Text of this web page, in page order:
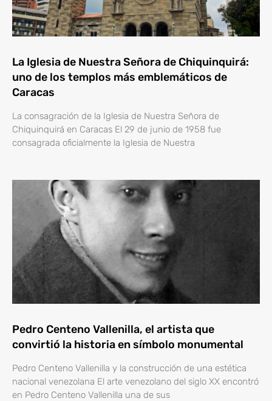
La Iglesia de Nuestra Señora de Chiquinquirá:
uno de los templos más emblemáticos de
Caracas
La consagración de la Iglesia de Nuestra Señora de
Chiquinquirá en Caracas El 29 de junio de 1958 fue
consagrada oficialmente la Iglesia de Nuestra
Pedro Centeno Vallenilla, el artista que
convirtió la historia en símbolo monumental
Pedro Centeno Vallenilla y la construcción de una estética
nacional venezolana El arte venezolano del siglo XX encontró
en Pedro Centeno Vallenilla una de sus